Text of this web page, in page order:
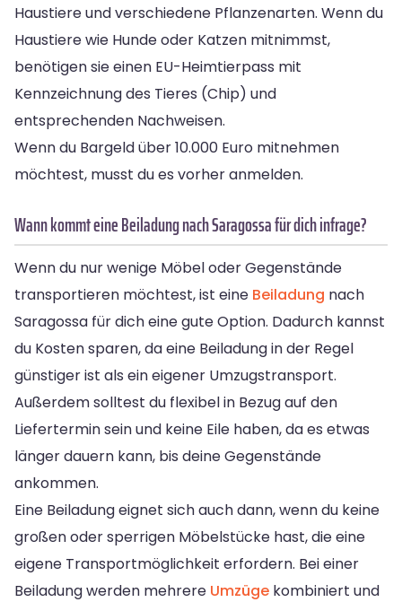
Haustiere und verschiedene Pflanzenarten. Wenn du
Haustiere wie Hunde oder Katzen mitnimmst,
benötigen sie einen EU-Heimtierpass mit
Kennzeichnung des Tieres (Chip) und
entsprechenden Nachweisen.
Wenn du Bargeld über 10.000 Euro mitnehmen
möchtest, musst du es vorher anmelden.
Wann kommt eine Beiladung nach Saragossa für dich infrage?
Wenn du nur wenige Möbel oder Gegenstände
transportieren möchtest, ist eine Beiladung nach
Saragossa für dich eine gute Option. Dadurch kannst
du Kosten sparen, da eine Beiladung in der Regel
günstiger ist als ein eigener Umzugstransport.
Außerdem solltest du flexibel in Bezug auf den
Liefertermin sein und keine Eile haben, da es etwas
länger dauern kann, bis deine Gegenstände
ankommen.
Eine Beiladung eignet sich auch dann, wenn du keine
großen oder sperrigen Möbelstücke hast, die eine
eigene Transportmöglichkeit erfordern. Bei einer
Beiladung werden mehrere Umzüge kombiniert und